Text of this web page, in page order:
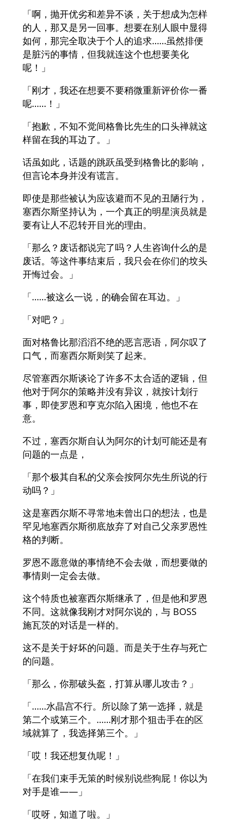
「啊，抛开优劣和差异不谈，关于想成为怎样
的人，那又是另一回事。想要在别人眼中显得
如何，那完全取决于个人的追求……虽然排便
是脏污的事情，但我就连这个也想要美化
呢！」
「刚才，我还在想要不要稍微重新评价你一番
呢……！」
「抱歉，不知不觉间格鲁比先生的口头禅就这
样留在我的耳边了。」
话虽如此，话题的跳跃虽受到格鲁比的影响，
但言论本身并没有谎言。
即使是那些被认为应该避而不见的丑陋行为，
塞西尔斯坚持认为，一个真正的明星演员就是
要有让人不忍转开目光的理由。
「那么？废话都说完了吗？人生咨询什么的是
废话。等这件事结束后，我只会在你们的坟头
开悔过会。」
「……被这么一说，的确会留在耳边。」
「对吧？」
面对格鲁比那滔滔不绝的恶言恶语，阿尔叹了
口气，而塞西尔斯则笑了起来。
尽管塞西尔斯谈论了许多不太合适的逻辑，但
他对于阿尔的策略并没有异议，就按计划行
事，即使罗恩和亨克尔陷入困境，他也不在
意。
不过，塞西尔斯自认为阿尔的计划可能还是有
问题的一点是，
「那个极其自私的父亲会按阿尔先生所说的行
动吗？」
这是塞西尔斯不寻常地未曾出口的想法，也是
罕见地塞西尔斯彻底放弃了对自己父亲罗恩性
格的判断。
罗恩不愿意做的事情绝不会去做，而想要做的
事情则一定会去做。
这个特质也被塞西尔斯继承了，但是他和罗恩
不同。这就像我刚才对阿尔说的，与 BOSS
施瓦茨的对话是一样的。
这不是关于好坏的问题。而是关于生存与死亡
的问题。
「那么，你那破头盔，打算从哪儿攻击？」
「……水晶宫不行。所以除了第一选择，就是
第二个或第三个。……刚才那个狙击手在的区
域就算了，我选择第三个。」
「哎！我还想复仇呢！」
「在我们束手无策的时候别说些狗屁！你以为
对手是谁——」
「哎呀，知道了啦。」